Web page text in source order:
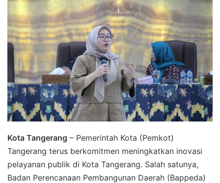
Kota Tangerang – Pemerintah Kota (Pemkot)
Tangerang terus berkomitmen meningkatkan inovasi
pelayanan publik di Kota Tangerang. Salah satunya,
Badan Perencanaan Pembangunan Daerah (Bappeda)